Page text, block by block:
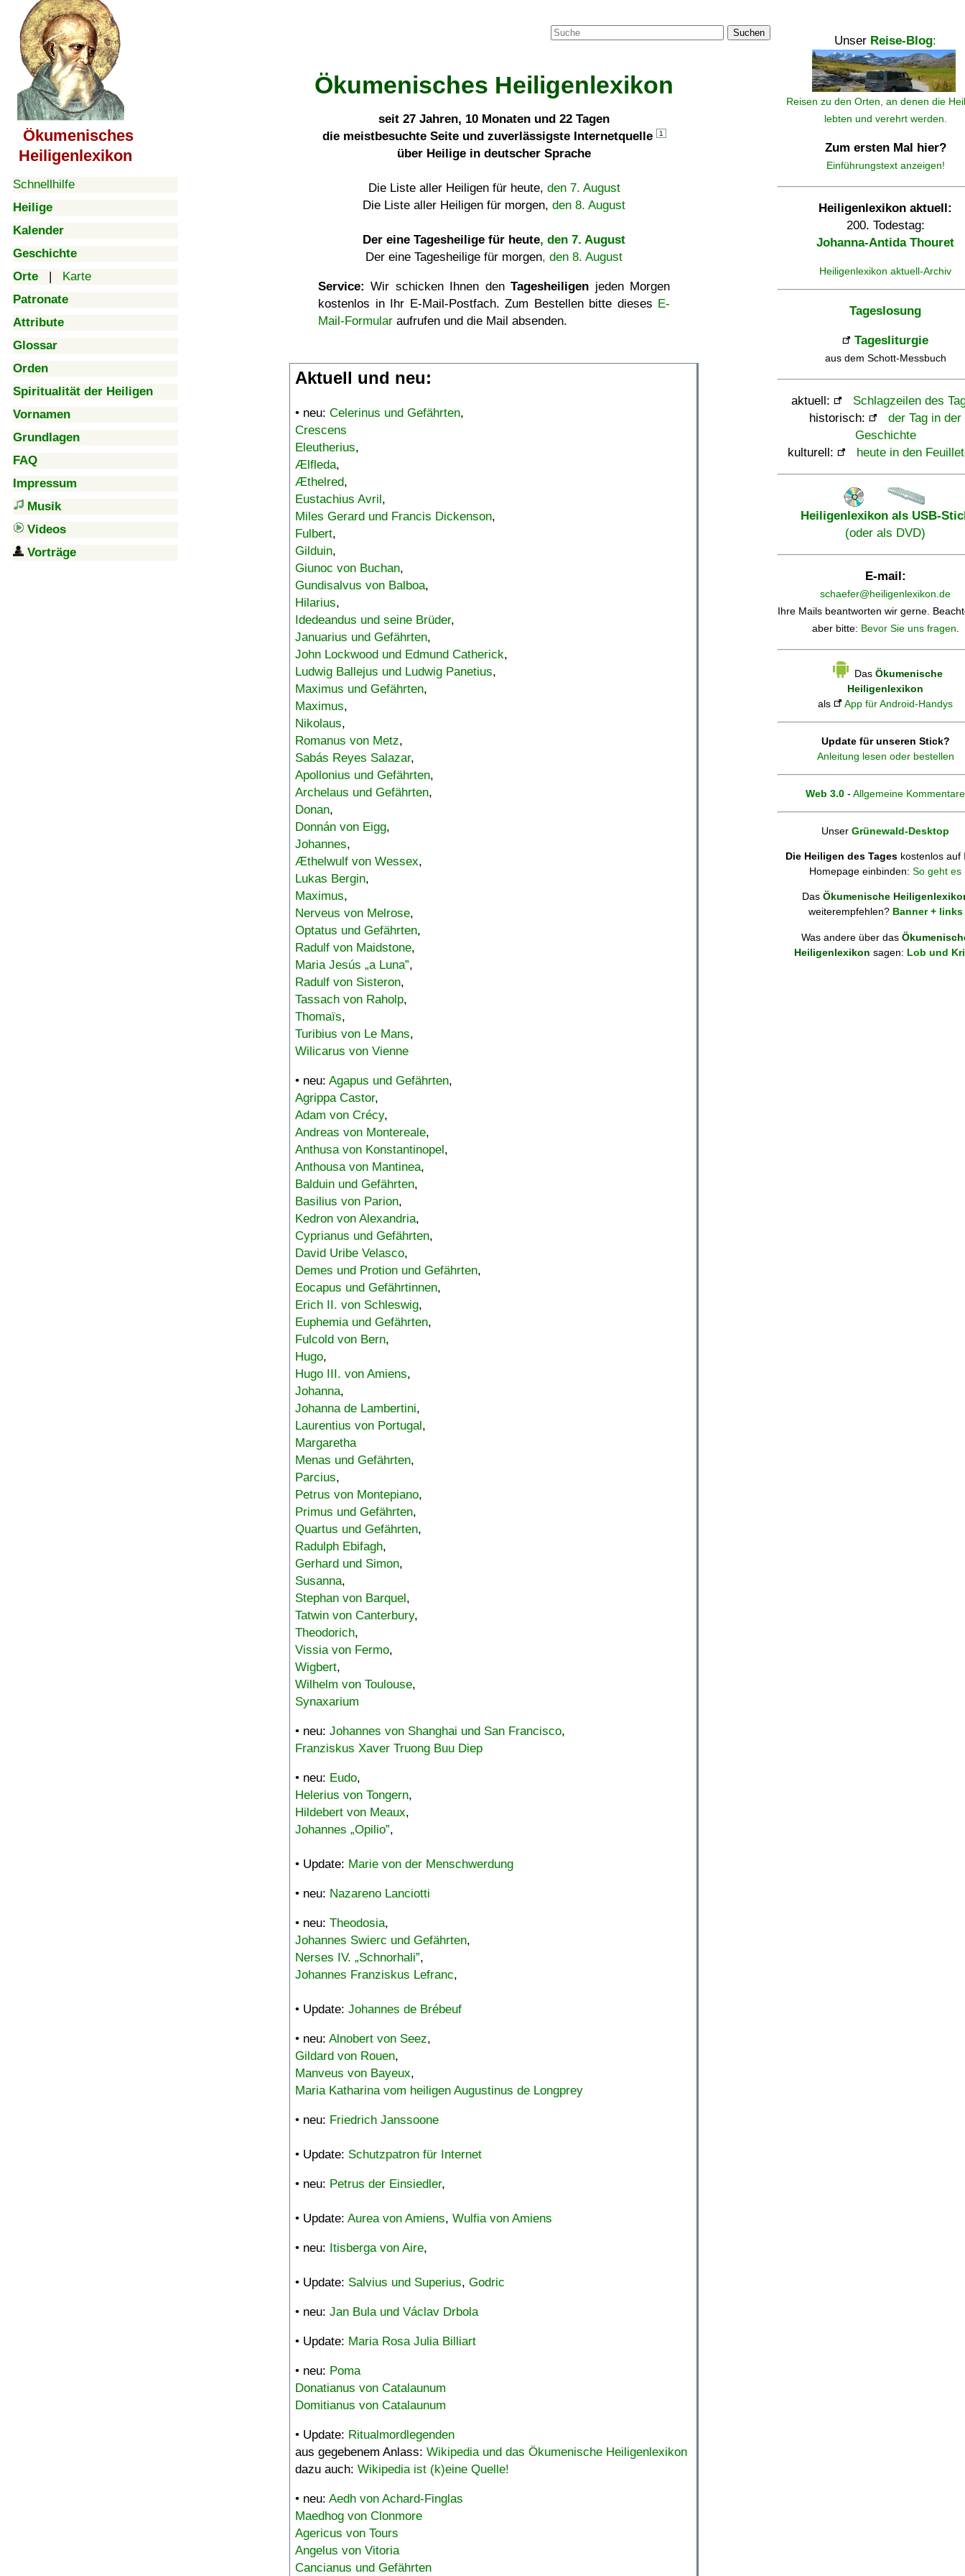
Ökumenisches
Heiligenlexikon
Schnellhilfe
Heilige
Kalender
Geschichte
Orte | Karte
Patronate
Attribute
Glossar
Orden
Spiritualität der Heiligen
Vornamen
Grundlagen
FAQ
Impressum
Musik
Videos
Vorträge
Suchen
Ökumenisches Heiligenlexikon
seit 27 Jahren, 10 Monaten und 22 Tagen
die meistbesuchte Seite und zuverlässigste Internetquelle
1
über Heilige in deutscher Sprache
Die Liste aller Heiligen für heute, den 7. August
Die Liste aller Heiligen für morgen, den 8. August
Der eine Tagesheilige für heute, den 7. August
Der eine Tagesheilige für morgen, den 8. August
Service: Wir schicken Ihnen denTagesheiligen jeden Morgen
kostenlos in Ihr E-Mail-Postfach. Zum Bestellen bitte dieses E-
Mail-Formular aufrufen und die Mail absenden.
Aktuell und neu:
• neu: Celerinus und Gefährten,
Crescens
Eleutherius,
Ælfleda,
Æthelred,
Eustachius Avril,
Miles Gerard und Francis Dickenson,
Fulbert,
Gilduin,
Giunoc von Buchan,
Gundisalvus von Balboa,
Hilarius,
Idedeandus und seine Brüder,
Januarius und Gefährten,
John Lockwood und Edmund Catherick,
Ludwig Ballejus und Ludwig Panetius,
Maximus und Gefährten,
Maximus,
Nikolaus,
Romanus von Metz,
Sabás Reyes Salazar,
Apollonius und Gefährten,
Archelaus und Gefährten,
Donan,
Donnán von Eigg,
Johannes,
Æthelwulf von Wessex,
Lukas Bergin,
Maximus,
Nerveus von Melrose,
Optatus und Gefährten,
Radulf von Maidstone,
Maria Jesús „a Luna”,
Radulf von Sisteron,
Tassach von Raholp,
Thomaïs,
Turibius von Le Mans,
Wilicarus von Vienne
• neu: Agapus und Gefährten,
Agrippa Castor,
Adam von Crécy,
Andreas von Montereale,
Anthusa von Konstantinopel,
Anthousa von Mantinea,
Balduin und Gefährten,
Basilius von Parion,
Kedron von Alexandria,
Cyprianus und Gefährten,
David Uribe Velasco,
Demes und Protion und Gefährten,
Eocapus und Gefährtinnen,
Erich II. von Schleswig,
Euphemia und Gefährten,
Fulcold von Bern,
Hugo,
Hugo III. von Amiens,
Johanna,
Johanna de Lambertini,
Laurentius von Portugal,
Margaretha
Menas und Gefährten,
Parcius,
Petrus von Montepiano,
Primus und Gefährten,
Quartus und Gefährten,
Radulph Ebifagh,
Gerhard und Simon,
Susanna,
Stephan von Barquel,
Tatwin von Canterbury,
Theodorich,
Vissia von Fermo,
Wigbert,
Wilhelm von Toulouse,
Synaxarium
• neu: Johannes von Shanghai und San Francisco,
Franziskus Xaver Truong Buu Diep
• neu: Eudo,
Helerius von Tongern,
Hildebert von Meaux,
Johannes „Opilio”,
• Update: Marie von der Menschwerdung
• neu: Nazareno Lanciotti
• neu: Theodosia,
Johannes Swierc und Gefährten,
Nerses IV. „Schnorhali”,
Johannes Franziskus Lefranc,
• Update: Johannes de Brébeuf
• neu: Alnobert von Seez,
Gildard von Rouen,
Manveus von Bayeux,
Maria Katharina vom heiligen Augustinus de Longprey
• neu: Friedrich Janssoone
• Update: Schutzpatron für Internet
• neu: Petrus der Einsiedler,
• Update: Aurea von Amiens, Wulfia von Amiens
• neu: Itisberga von Aire,
• Update: Salvius und Superius, Godric
• neu: Jan Bula und Václav Drbola
• Update: Maria Rosa Julia Billiart
• neu: Poma
Donatianus von Catalaunum
Domitianus von Catalaunum
• Update: Ritualmordlegenden
aus gegebenem Anlass: Wikipedia und das Ökumenische Heiligenlexikon
dazu auch: Wikipedia ist (k)eine Quelle!
• neu: Aedh von Achard-Finglas
Maedhog von Clonmore
Agericus von Tours
Angelus von Vitoria
Cancianus und Gefährten
Unser Reise-Blog:
Reisen zu den Orten, an denen die
lebten und verehrt werden.
Zum ersten Mal hier?
Einführungstext anzeigen!
Heiligenlexikon aktuell:
200. Todestag:
Johanna-Antida Thouret
Heiligenlexikon aktuell-Archiv
Tageslosung
Tagesliturgie
aus dem Schott-Messbuch
aktuell:
Schlagzeilen des
historisch:
der Tag in der
Geschichte
kulturell:
heute in den
Heiligenlexikon als USB-
(oder als DVD)
E-mail:
schaefer@heiligenlexikon.de
Ihre Mails beantworten wir gerne.
aber bitte: Bevor Sie uns fragen.
Das Ökumenische
Heiligenlexikon
als
App für Android-Handys
Update für unseren Stick?
Anleitung lesen oder bestellen
Web 3.0 - Allgemeine Kommentare
Unser Grünewald-Desktop
Die Heiligen des Tages kostenlos auf
Homepage einbinden: So geht es
Das Ökumenische
weiterempfehlen? Banner + links
Was andere über das
Heiligenlexikon sagen: Lob und